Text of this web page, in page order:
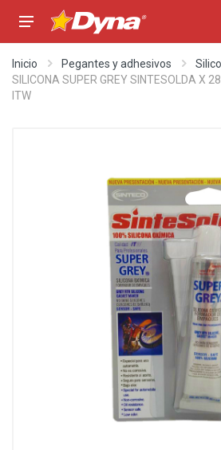
Inicio Pegantes y adhesivos
SILICONA SUPER GREY SINTESOLDA X
ITW